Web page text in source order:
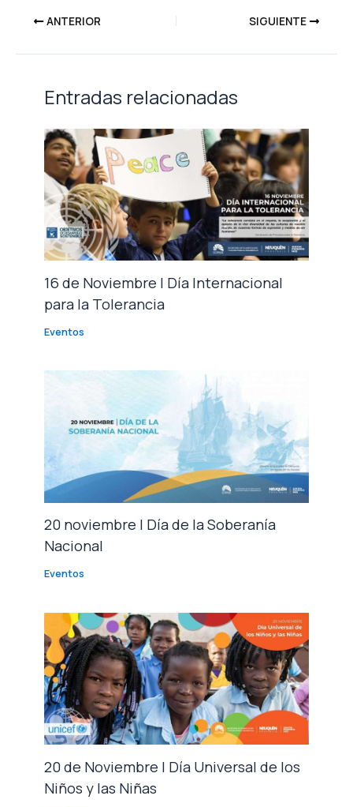
ANTERIOR SIGUIENTE
Entradas relacionadas
16 de Noviembre | Día Internacional
para la Tolerancia
Eventos
20 noviembre | Día de la Soberanía
Nacional
Eventos
20 de Noviembre | Día Universal de los
Niños y las Niñas